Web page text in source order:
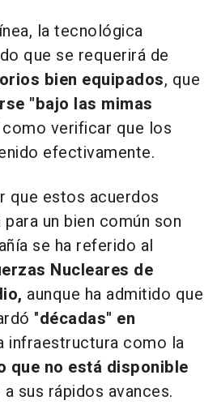
la tecnológica
que se requerirá de
bien equipados, que
"bajo las mimas
verificar que los
efectivamente.
que estos acuerdos
un bien común son
se ha referido al
Nucleares de
aunque ha admitido que
"décadas" en
infraestructura como la
que no está disponible
sus rápidos avances.